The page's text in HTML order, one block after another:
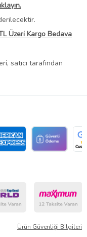
Üzeri Kargo Bedava
satıcı tarafından
Ürün Güvenliği Bilgileri